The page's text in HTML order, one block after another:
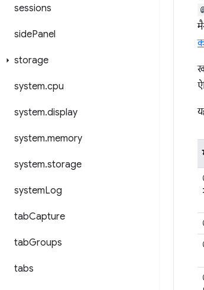
sessions
sidePanel
storage
system.cpu
system.display
system.memory
system.storage
systemLog
tabCapture
tabGroups
tabs